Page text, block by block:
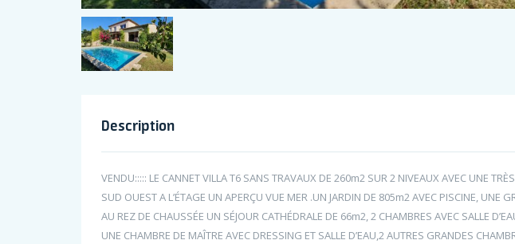
Description
VENDU::::: LE CANNET VILLA T6 SANS TRAVAUX DE 260m2 SUR 2 NIVEAUX AVEC UNE
SUD OUEST A L’ÉTAGE UN APERÇU VUE MER .UN JARDIN DE 805m2 AVEC PISCINE, UNE
AU REZ DE CHAUSSÉE UN SÉJOUR CATHÉDRALE DE 66m2, 2 CHAMBRES AVEC SALLE
UNE CHAMBRE DE MAÎTRE AVEC DRESSING ET SALLE D’EAU,2 AUTRES GRANDES